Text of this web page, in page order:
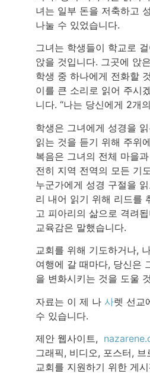
녀는 일부 돈을 저축하고
나눌 수 있었습니다.
그녀는 학생들이 학교로
앉을 것입니다. 그곳에 앉
학생 중 하나에게 전화할
이를 큰 소리로 읽어 주시
니다. “나는 당신에게 2개
학생은 그녀에게 성경을
읽는 것을 듣기 위해 주위
복음은 그녀의 전체 마을
전히 지역 전역의 모든 기
누군가에게 성경 구절을
리 내어 읽기 위해 리드를
고 피아리의 삶으로 격려
교육감은 말했습니다.
교회를 위해 기도하거나,
여행에 갈 때마다, 당신은
을 변화시키는 것을 도울
자료는 이 제 나 사렛 선교
수 있습니다.
제안 웹사이트,
그래픽, 비디오, 포스터,
교회를 지원하기 위한 게